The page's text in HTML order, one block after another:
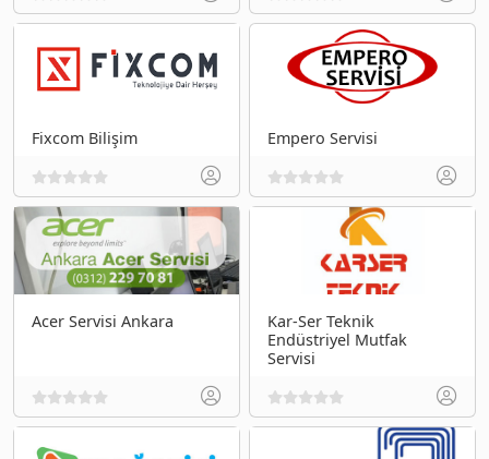
Fixcom Bilişim Empero Servisi
Acer Servisi Ankara
Kar-Ser Teknik
Endüstriyel Mutfak
Servisi